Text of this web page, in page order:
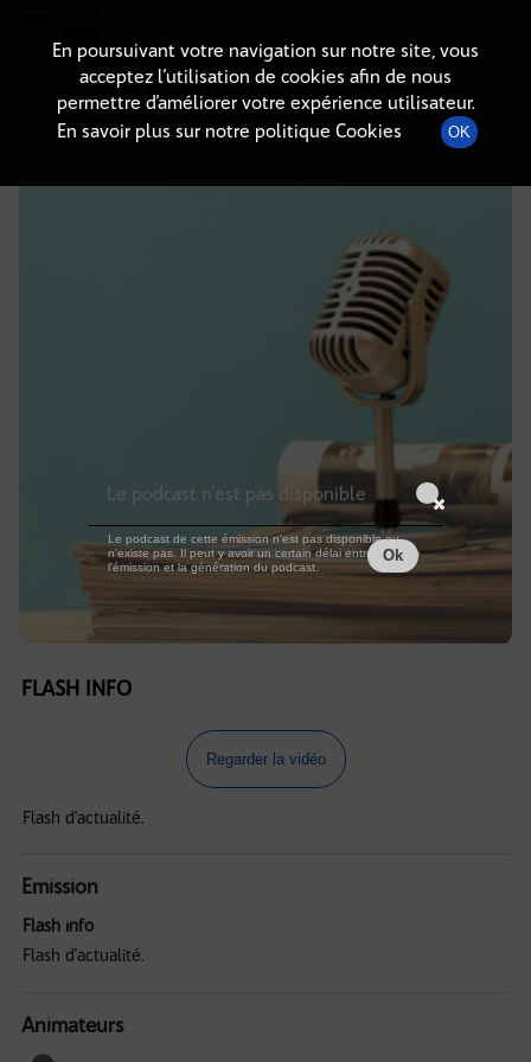
DÉTAILS DE L'ÉPISODE
13 avril 2025à 8h59, durée : Invalid date
FLASH INFO
Regarder la vidéo
Flash d'actualité.
Emission
Flash info
Flash d'actualité.
Animateurs
En poursuivant votre navigation sur notre site, vous
acceptez l’utilisation de cookies afin de nous
permettre d’améliorer votre expérience utilisateur.
En savoir plus sur notre politique Cookies
OK
Le podcast n'est pas disponible
Le podcast de cette émission n'est pas disponible ou
n'existe pas. Il peut y avoir un certain délai entre la fin de
l'émission et la génération du podcast.
Ok